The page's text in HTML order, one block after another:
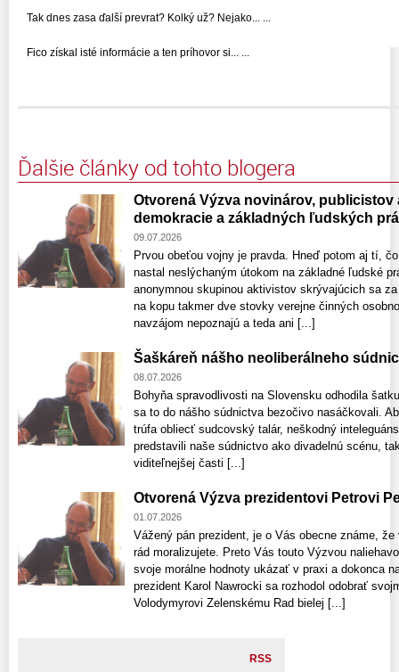
Tak dnes zasa ďalší prevrat? Kolký už? Nejako... ...
Fico získal isté informácie a ten príhovor si... ...
Ďalšie články od tohto blogera
Otvorená Výzva novinárov, publicistov
demokracie a základných ľudských
09.07.2026
Prvou obeťou vojny je pravda. Hneď potom aj tí,
nastal neslýchaným útokom na základné ľudské
anonymnou skupinou aktivistov skrývajúcich sa
na kopu takmer dve stovky verejne činných
navzájom nepoznajú a teda ani [...]
Šaškáreň nášho neoliberálneho
08.07.2026
Bohyňa spravodlivosti na Slovensku odhodila
sa to do nášho súdnictva bezočivo nasáčkovali.
trúfa obliecť sudcovský talár, neškodný
predstavili naše súdnictvo ako divadelnú scénu,
viditeľnejšej časti [...]
Otvorená Výzva prezidentovi Petrovi
01.07.2026
Vážený pán prezident, je o Vás obecne známe,
rád moralizujete. Preto Vás touto Výzvou
svoje morálne hodnoty ukázať v praxi a dokonca
prezident Karol Nawrocki sa rozhodol odobrať
Volodymyrovi Zelenskému Rad bielej [...]
RSS